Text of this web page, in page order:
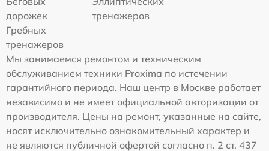
дорожек
тренажеров
Гребных
тренажеров
Мы занимаемся ремонтом и техническим
обслуживанием техники Proxima по истечении
гарантийного периода. Наш центр в Москве работает
независимо и не имеет официальной авторизации от
производителя. Цены на ремонт, указанные на сайте,
носят исключительно ознакомительный характер и
не являются публичной офертой согласно п. 2 ст. 437